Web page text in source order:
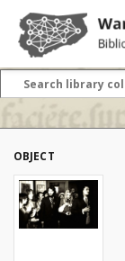
OBJECT